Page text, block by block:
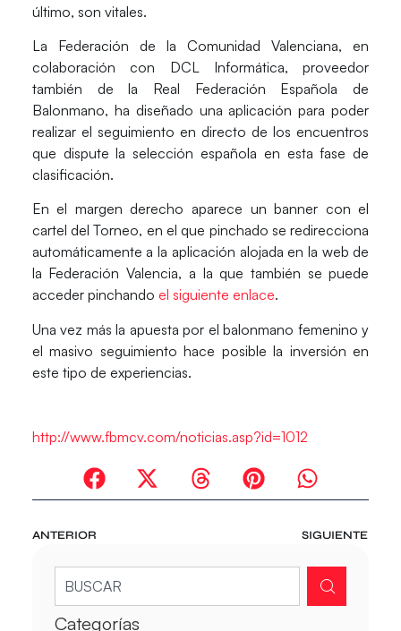
último, son vitales.
La Federación de la Comunidad Valenciana, en
colaboración con DCL Informática, proveedor
también de la Real Federación Española de
Balonmano, ha diseñado una aplicación para poder
realizar el seguimiento en directo de los encuentros
que dispute la selección española en esta fase de
clasificación.
En el margen derecho aparece un banner con el
cartel del Torneo, en el que pinchado se redirecciona
automáticamente a la aplicación alojada en la web de
la Federación Valencia, a la que también se puede
acceder pinchando el siguiente enlace.
Una vez más la apuesta por el balonmano femenino y
el masivo seguimiento hace posible la inversión en
este tipo de experiencias.
http://www.fbmcv.com/noticias.asp?id=1012
ANTERIOR SIGUIENTE
Categorías